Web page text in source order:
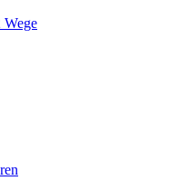
Wege